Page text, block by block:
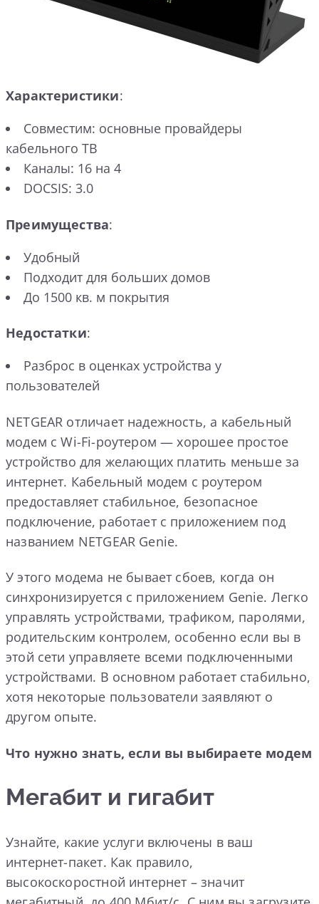
Характеристики:
Совместим: основные провайдеры
кабельного ТВ
Каналы: 16 на 4
DOCSIS: 3.0
Преимущества:
Удобный
Подходит для больших домов
До 1500 кв. м покрытия
Недостатки:
Разброс в оценках устройства у
пользователей
NETGEAR отличает надежность, а кабельный
модем с Wi-Fi-роутером — хорошее простое
устройство для желающих платить меньше за
интернет. Кабельный модем с роутером
предоставляет стабильное, безопасное
подключение, работает с приложением под
названием NETGEAR Genie.
У этого модема не бывает сбоев, когда он
синхронизируется с приложением Genie. Легко
управлять устройствами, трафиком, паролями,
родительским контролем, особенно если вы в
этой сети управляете всеми подключенными
устройствами. В основном работает стабильно,
хотя некоторые пользователи заявляют о
другом опыте.
Что нужно знать, если вы выбираете модем
Мегабит и гигабит
Узнайте, какие услуги включены в ваш
интернет-пакет. Как правило,
высокоскоростной интернет – значит